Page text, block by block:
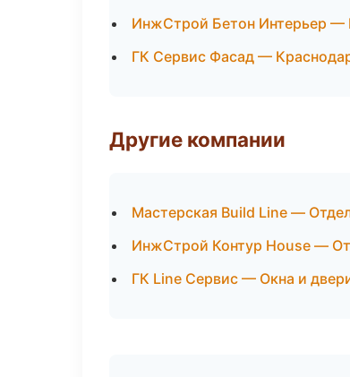
ИнжСтрой Бетон Интерьер —
ГК Сервис Фасад —
Другие компании
Мастерская Build Line —
ИнжСтрой Контур House —
ГК Line Сервис — Окна и